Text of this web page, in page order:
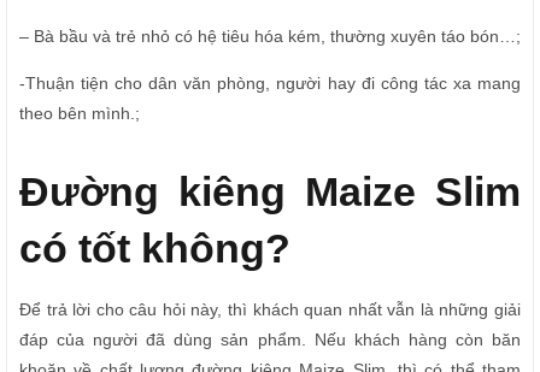
– Bà bầu và trẻ nhỏ có hệ tiêu hóa kém, thường xuyên táo bón…;
-Thuận tiện cho dân văn phòng, người hay đi công tác xa mang
theo bên mình.;
Đường kiêng Maize Slim
có tốt không?
Để trả lời cho câu hỏi này, thì khách quan nhất vẫn là những giải
đáp của người đã dùng sản phẩm. Nếu khách hàng còn băn